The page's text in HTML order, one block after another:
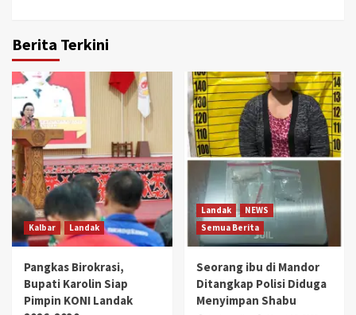
Berita Terkini
Kalbar Landak
Pangkas Birokrasi,
Bupati Karolin Siap
Pimpin KONI Landak
Landak
NEWS
Semua Berita
Seorang ibu di Mandor
Ditangkap Polisi Diduga
Menyimpan Shabu